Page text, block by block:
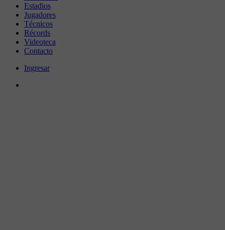
Estadios
Jugadores
Técnicos
Récords
Videoteca
Contacto
Ingresar